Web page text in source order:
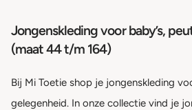
Jongenskleding voor baby’s,
(maat 44 t/m 164)
Bij Mi Toetie shop je jongenskleding
gelegenheid. In onze collectie vind je